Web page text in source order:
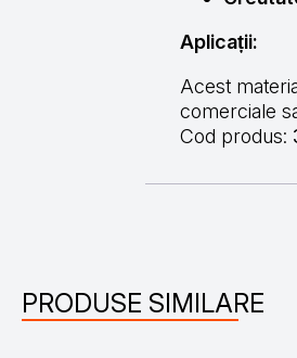
Aplicații:
Acest
comerciale
Cod produs:
PRODUSE SIMILARE